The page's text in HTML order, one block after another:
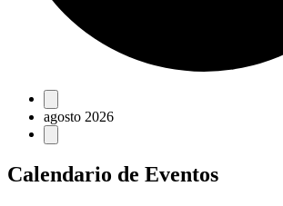
Eventos
agosto 2026
Calendario de Eventos